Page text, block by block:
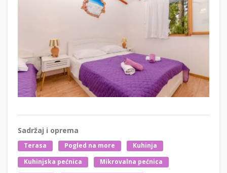
Sadržaj i oprema
Terasa Pogled na more
Kuhinja
Kuhinjska pećnica
Mikrovalna pećnica